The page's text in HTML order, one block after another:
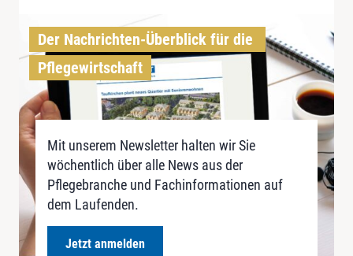
Der Nachrichten-Überblick für die
Pflegewirtschaft
Mit unserem Newsletter halten wir Sie
wöchentlich über alle News aus der
Pflegebranche und Fachinformationen auf
dem Laufenden.
Jetzt anmelden